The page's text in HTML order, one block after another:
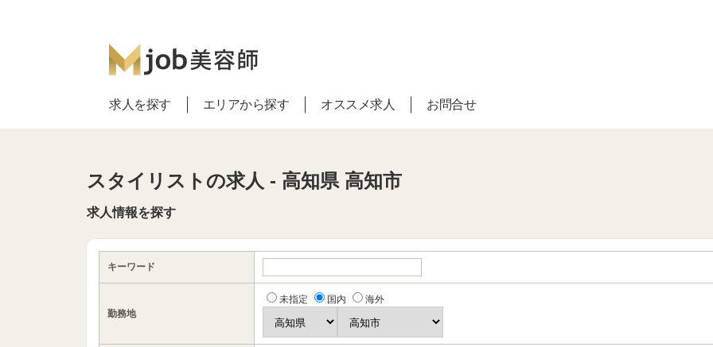
求人を探す エリアから探す オススメ求人 お問合せ
スタイリストの求人 - 高知県 高知市
求人情報を探す
キーワード
勤務地
未指定 国内 海外